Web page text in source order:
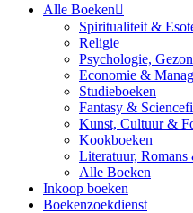
Alle Boeken
Spiritualiteit &
Religie
Psychologie,
Economie &
Studieboeken
Fantasy &
Kunst, Cultuur &
Kookboeken
Literatuur,
Alle Boeken
Inkoop boeken
Boekenzoekdienst